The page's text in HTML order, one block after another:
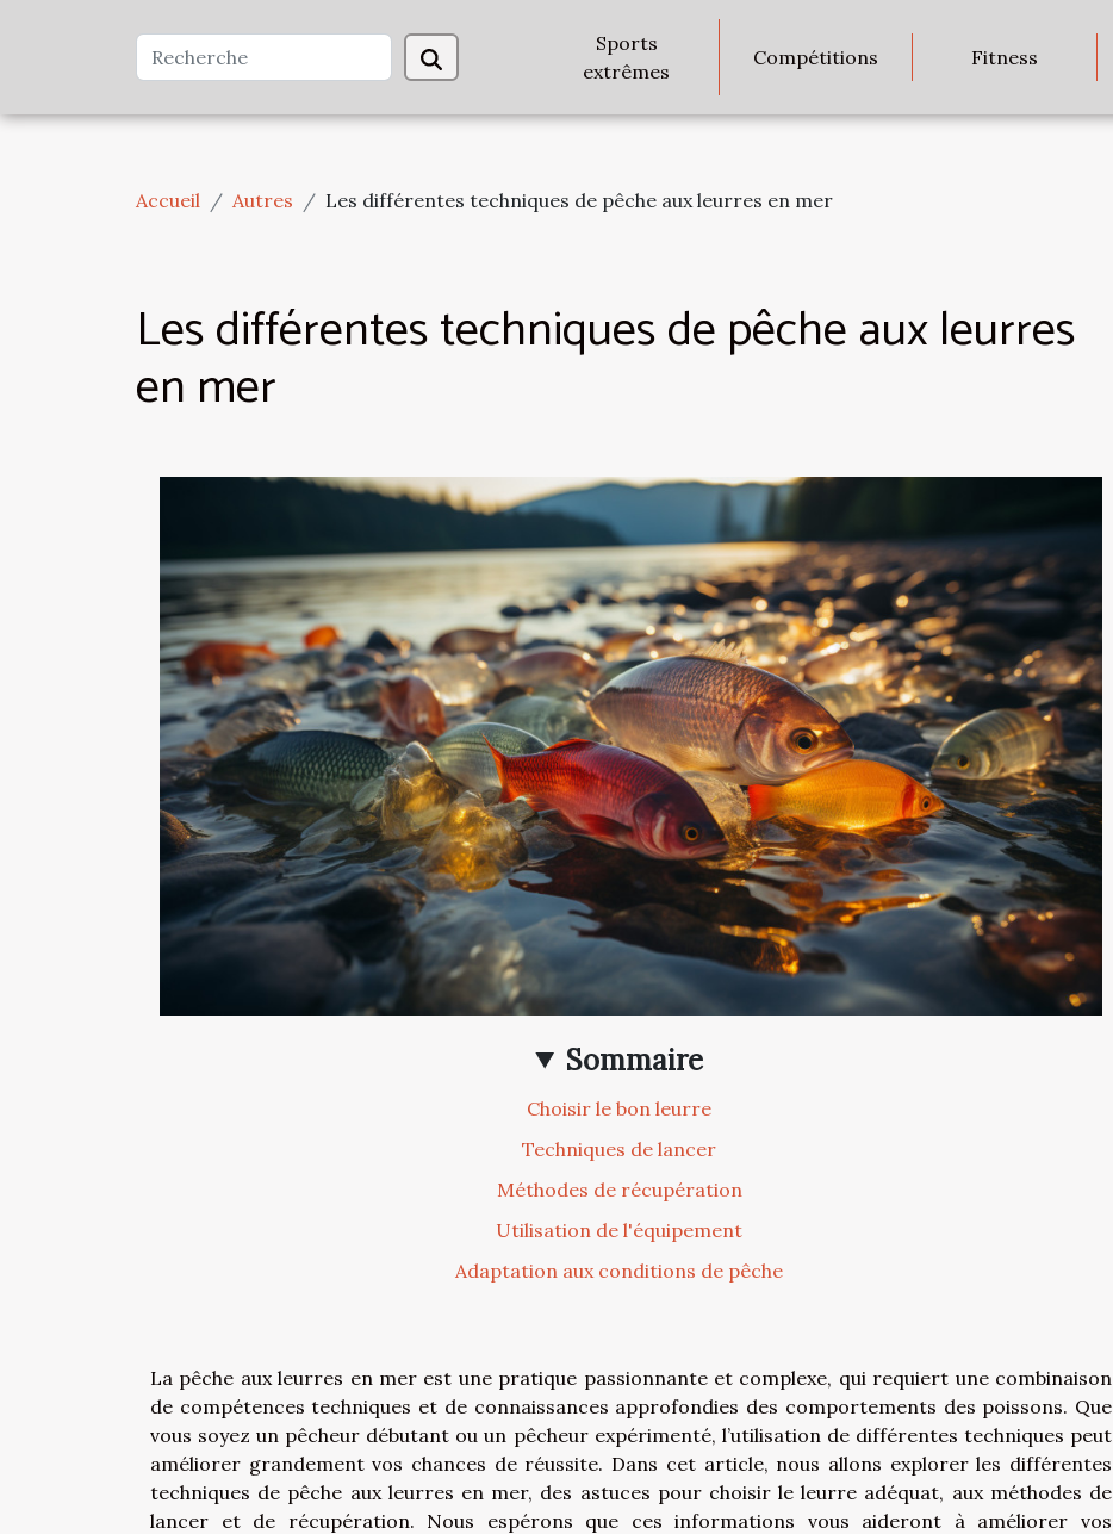
Sports
extrêmes
Compétitions Fitness
Accueil Autres Les différentes techniques de pêche aux leurres en mer
Les différentes techniques de pêche aux leurres
en mer
Sommaire
Choisir le bon leurre
Techniques de lancer
Méthodes de récupération
Utilisation de l'équipement
Adaptation aux conditions de pêche
La pêche aux leurres en mer est une pratique passionnante et complexe, qui requiert une combinaison
de compétences techniques et de connaissances approfondies des comportements des poissons. Que
vous soyez un pêcheur débutant ou un pêcheur expérimenté, l’utilisation de différentes techniques peut
améliorer grandement vos chances de réussite. Dans cet article, nous allons explorer les différentes
techniques de pêche aux leurres en mer, des astuces pour choisir le leurre adéquat, aux méthodes de
lancer et de récupération. Nous espérons que ces informations vous aideront à améliorer vos